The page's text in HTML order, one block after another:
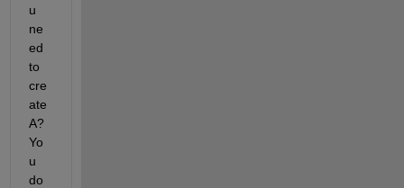
u
ne
ed
to
cre
ate
A?
Yo
u
do